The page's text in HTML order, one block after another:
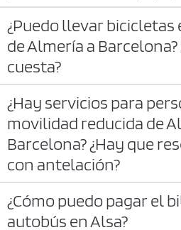
¿Puedo llevar bicicletas
de Almería a
cuesta?
¿Hay servicios para
movilidad reducida de
Barcelona? ¿Hay que
con antelación?
¿Cómo puedo pagar el
autobús en Alsa?